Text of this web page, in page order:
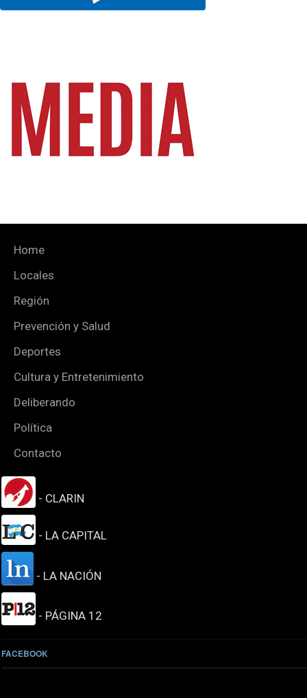
Home
Locales
Región
Prevención y Salud
Deportes
Cultura y Entretenimiento
Deliberando
Política
Contacto
- CLARIN
- LA CAPITAL
- LA NACIÓN
- PÁGINA 12
FACEBOOK